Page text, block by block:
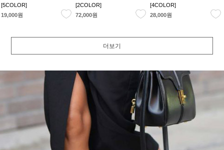
[5COLOR]
19,000원
[2COLOR]
72,000원
[4COLOR]
28,000원
더보기